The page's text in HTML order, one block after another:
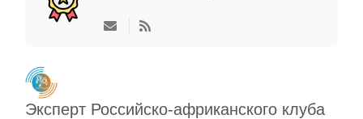
Эксперт Российско-африканского клуба